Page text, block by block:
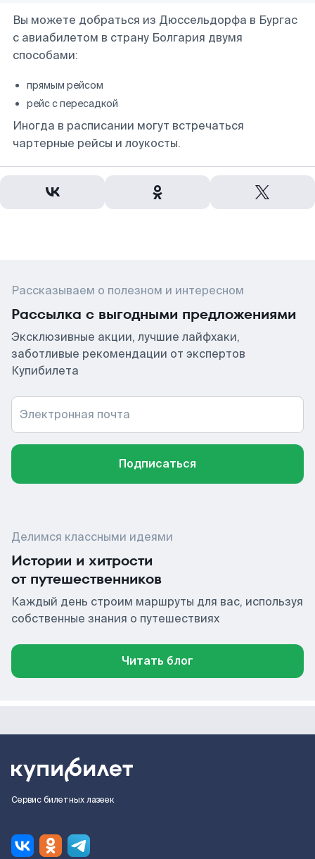
Вы можете добраться из Дюссельдорфа в Бургас
с авиабилетом в страну Болгария двумя
способами:
прямым рейсом
рейс с пересадкой
Иногда в расписании могут встречаться
чартерные рейсы и лоукосты.
Рассказываем о полезном и интересном
Рассылка с выгодными предложениями
Эксклюзивные акции, лучшие лайфхаки,
заботливые рекомендации от экспертов
Купибилета
Электронная почта
Подписаться
Делимся классными идеями
Истории и хитрости
от путешественников
Каждый день строим маршруты для вас, используя
собственные знания о путешествиях
Читать блог
Сервис билетных лазеек